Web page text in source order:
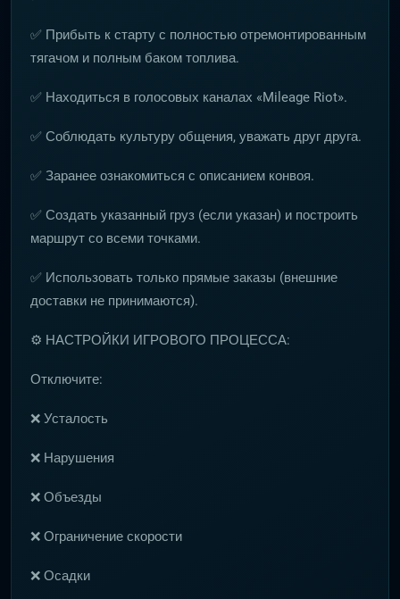
✅ Прибыть к старту с полностью отремонтированным
тягачом и полным баком топлива.
✅ Находиться в голосовых каналах «Mileage Riot».
✅ Соблюдать культуру общения, уважать друг друга.
✅ Заранее ознакомиться с описанием конвоя.
✅ Создать указанный груз (если указан) и построить
маршрут со всеми точками.
✅ Использовать только прямые заказы (внешние
доставки не принимаются).
⚙️ НАСТРОЙКИ ИГРОВОГО ПРОЦЕССА:
Отключите:
❌ Усталость
❌ Нарушения
❌ Объезды
❌ Ограничение скорости
❌ Осадки